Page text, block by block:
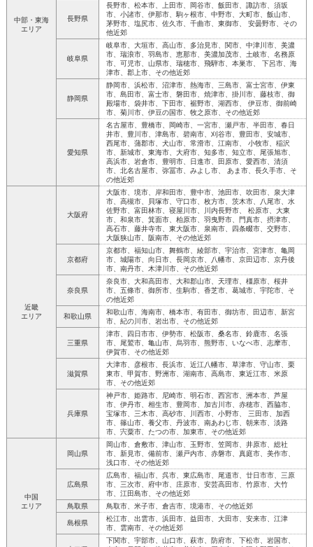
中部・東海
エリア
長野県
長野市、松本市、上田市、岡谷市、飯田市、諏訪市、須坂
市、小諸市、伊那市、駒ヶ根市、中野市、大町市、飯山市、
茅野市、塩尻市、佐久市、千曲市、東御市、 安曇野市、その
他近郊
岐阜県
岐阜市、大垣市、高山市、多治見市、関市、中津川市、美濃
市、瑞浪市、羽島市、恵那市、美濃加茂市、土岐市、名務原
市、可児市、山県市、瑞穂市、飛騨市、本巣市、 下呂市、海
津市、郡上市、その他近郊
静岡県
静岡市、浜松市、沼津市、熱海市、三島市、富士宮市、伊東
市、島田市、富士市、磐田市、焼津市、掛川市、藤枝市、御
殿場市、袋井市、下田市、裾野市、湖西市、 伊豆市、御前崎
市、菊川市、伊豆の国市、牧之原市、その他近郊
愛知県
名古屋市、豊橋市、岡崎市、一宮市、瀬戸市、半田市、春日
井市、豊川市、津島市、碧南市、刈谷市、豊田市、安城市、
西尾市、蒲郡市、犬山市、常滑市、江南市、 小牧市、稲沢
市、新城市、東海市、大府市、知多市、知立市、尾張旭市、
高浜市、岩倉市、豊明市、日進市、田原市、愛西市、清須
市、北名古屋市、弥冨市、みよし市、 あま市、長久手市、そ
の他近郊
近畿
エリア
大阪府
大阪市、境市、岸和田市、豊中市、池田市、吹田市、泉大津
市、高槻市、貝塚市、守口市、枚方市、茨木市、八尾市、水
佐野市、富田林市、寝屋川市、川内長野市、 松原市、大東
市、和泉市、箕面市、柏原市、羽曳野市、門真市、摂津市、
高石市、藤井寺市、東大阪市、泉南市、四条畷市、交野市、
大阪狭山市、阪南市、その他近郊
京都府
京都市、福知山市、舞鶴市、綾部市、宇治市、宮津市、亀岡
市、城陽市、向日市、長岡京市、八幡市、京田辺市、京丹後
市、南丹市、木津川市、その他近郊
奈良県
奈良市、大和高田市、大和郡山市、天理市、橿原市、桜井
市、五條市、御所市、生駒市、香芝市、葛城市、宇陀市、そ
の他近郊
和歌山県
和歌山市、海南市、橋本市、有田市、御坊市、田辺市、新宮
市、紀の川市、岩出市、その他近郊
三重県
津市、四日市市、伊勢市、松阪市、桑名市、鈴鹿市、名張
市、尾鷲市、亀山市、烏羽市、熊野市、いなべ市、志摩市、
伊賀市、その他近郊
滋賀県
大津市、彦根市、長浜市、近江八幡市、草津市、守山市、栗
東市、甲賀市、野洲市、湖南市、高島市、東近江市、米原
市、その他近郊
兵庫県
神戸市、姫路市、尼崎市、明石市、西宮市、洲本市、芦屋
市、伊丹市、相生市、豊岡市、加古川市、赤穂市、西脇市、
宝塚市、三木市、高砂市、川西市、小野市、 三田市、加西
市、篠山市、養父市、丹波市、南あわじ市、朝来市、淡路
市、宍粟市、たつの市、加東市、その他近郊
中国
エリア
岡山県
岡山市、倉敷市、津山市、玉野市、笠岡市、井原市、総社
市、新見市、備前市、瀬戸内市、赤磐市、真庭市、美作市、
浅口市、その他近郊
広島県
広島市、福山市、呉市、東広島市、尾道市、廿日市市、三原
市、三次市、府中市、庄原市、安芸高田市、竹原市、大竹
市、江田島市、その他近郊
鳥取県
鳥取市、米子市、倉吉市、境港市、その他近郊
島根県
松江市、出雲市、浜田市、益田市、大田市、安来市、江津
市、雲南市、その他近郊
下関市、宇部市、山口市、萩市、防府市、下松市、岩国市、